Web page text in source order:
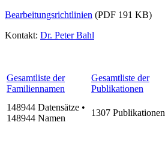
Bearbeitungsrichtlinien (PDF 191 KB)
Kontakt: Dr. Peter Bahl
Gesamtliste der
Familiennamen
Gesamtliste der
Publikationen
148944 Datensätze •
148944 Namen
1307 Publikationen